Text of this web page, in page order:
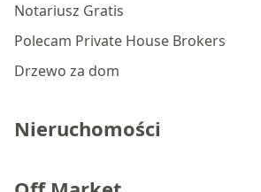
Notariusz Gratis
Polecam Private House Brokers
Drzewo za dom
Nieruchomości